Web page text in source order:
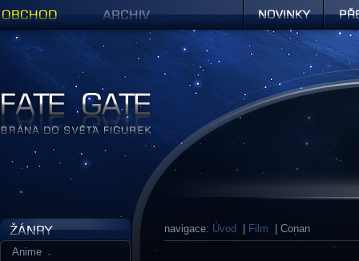
navigace: Úvod Film | Conan
Anime
Figurky a sošky | Fate Gate